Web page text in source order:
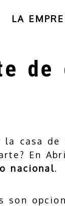
LA
de
la casa de
En
nacional.
son